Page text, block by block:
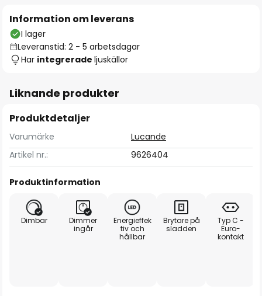
Information om leverans
I lager
Leveranstid: 2 - 5 arbetsdagar
Har integrerade ljuskällor
Liknande produkter
Produktdetaljer
Varumärke
Lucande
Artikel nr.:
9626404
Produktinformation
Dimbar
Dimmer
ingår
Energieffek
tiv och
hållbar
Brytare på
sladden
Typ C -
Euro-
kontakt